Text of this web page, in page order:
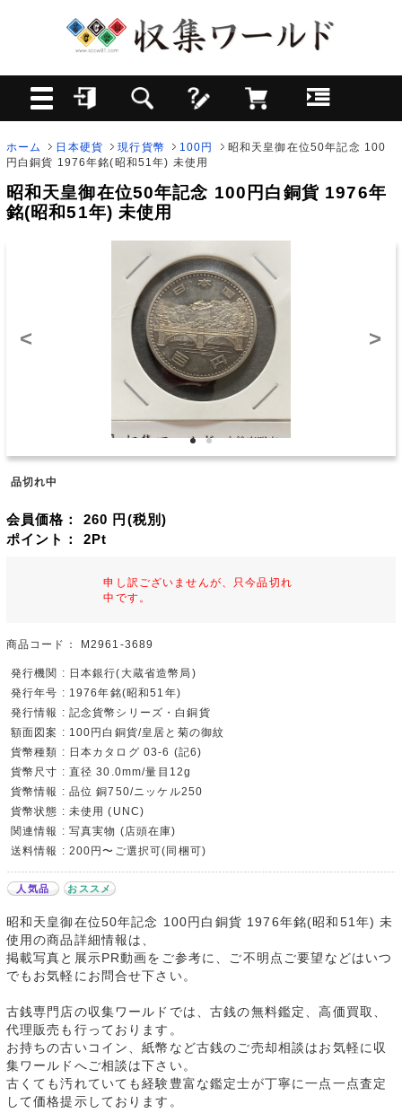
ホーム 日本硬貨 現行貨幣 100円
昭和天皇御在位50年記念 100
円白銅貨 1976年銘(昭和51年) 未使用
昭和天皇御在位50年記念 100円白銅貨 1976年
銘(昭和51年) 未使用
< >
品切れ中
会員価格： 260 円(税別)
ポイント： 2Pt
申し訳ございませんが、只今品切れ
中です。
商品コード： M2961-3689
発行機関 : 日本銀行(大蔵省造幣局)
発行年号 : 1976年銘(昭和51年)
発行情報 : 記念貨幣シリーズ・白銅貨
額面図案 : 100円白銅貨/皇居と菊の御紋
貨幣種類 : 日本カタログ 03-6 (記6)
貨幣尺寸 : 直径 30.0mm/量目12g
貨幣情報 : 品位 銅750/ニッケル250
貨幣状態 : 未使用 (UNC)
関連情報 : 写真実物 (店頭在庫)
送料情報 : 200円〜ご選択可(同梱可)
人気品 おススメ
昭和天皇御在位50年記念 100円白銅貨 1976年銘(昭和51年) 未
使用の商品詳細情報は、
掲載写真と展示PR動画をご参考に、ご不明点ご要望などはいつ
でもお気軽にお問合せ下さい。
古銭専門店の収集ワールドでは、古銭の無料鑑定、高価買取、
代理販売も行っております。
お持ちの古いコイン、紙幣など古銭のご売却相談はお気軽に収
集ワールドへご相談は下さい。
古くても汚れていても経験豊富な鑑定士が丁寧に一点一点査定
して価格提示しております。